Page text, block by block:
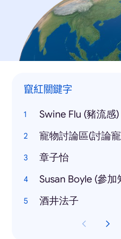
竄紅關鍵字
Swine Flu (豬流感)
章子怡
酒井法子